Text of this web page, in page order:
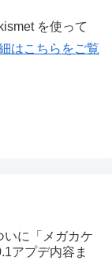
を使って
はこちらをご覧
いに「メガカケ
アプデ内容ま